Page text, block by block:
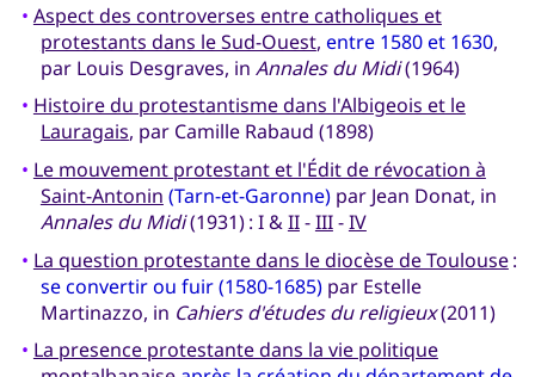
• Aspect des controverses entre catholiques et
protestants dans le Sud-Ouest, entre 1580 et 1630,
par Louis Desgraves, in Annales du Midi(1964)
• Histoire du protestantisme dans l'Albigeois et le
Lauragais, par Camille Rabaud (1898)
• Le mouvement protestant et l'Édit de révocation à
Saint-Antonin (Tarn-et-Garonne)par Jean Donat, in
Annales du Midi(1931) : I &II-III-IV
• La question protestante dans le diocèse de Toulouse:
se convertir ou fuir (1580-1685)par Estelle
Martinazzo, in Cahiers d'études du religieux(2011)
• La presence protestante dans la vie politique